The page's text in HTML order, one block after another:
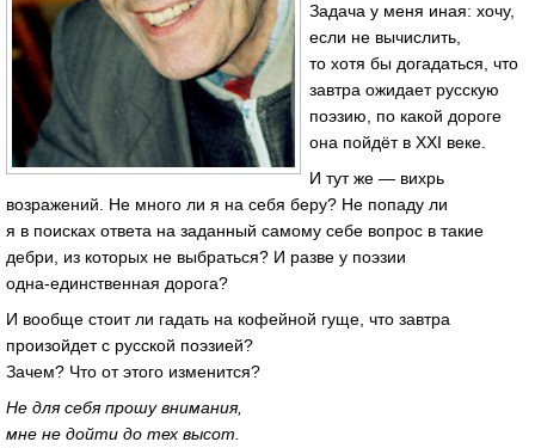
Задача у меня иная: хочу,
если не вычислить,
то хотя бы догадаться, что
завтра ожидает русскую
поэзию, по какой дороге
она пойдёт в ХХI веке.
И тут же — вихрь
возражений. Не много ли я на себя беру? Не попаду ли
я в поисках ответа на заданный самому себе вопрос в такие
дебри, из которых не выбраться? И разве у поэзии
одна-единственная дорога?
И вообще стоит ли гадать на кофейной гуще, что завтра
произойдет с русской поэзией?
Зачем? Что от этого изменится?
Не для себя прошу внимания,
мне не дойти до тех высот.